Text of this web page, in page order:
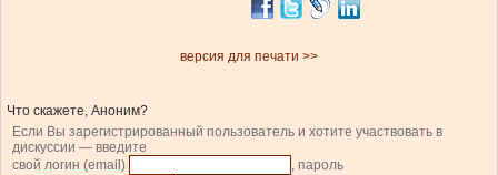
версия для печати >>
Что скажете, Аноним?
Если Вы зарегистрированный пользователь и хотите участвовать в
дискуссии — введите
свой логин (email)
, пароль